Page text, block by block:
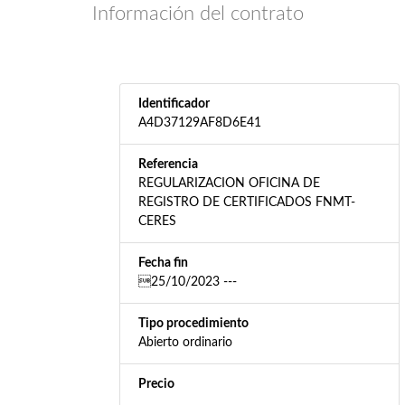
Información del contrato
Identificador
A4D37129AF8D6E41
Referencia
REGULARIZACION OFICINA DE
REGISTRO DE CERTIFICADOS FNMT-
CERES
Fecha fin
25/10/2023 ---
Tipo procedimiento
Abierto ordinario
Precio